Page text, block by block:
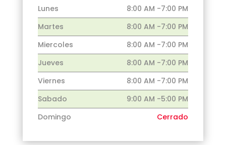
Lunes
8:00 AM -7:00 PM
Martes
8:00 AM -7:00 PM
Miercoles
8:00 AM -7:00 PM
Jueves
8:00 AM -7:00 PM
Viernes
8:00 AM -7:00 PM
Sabado
9:00 AM -5:00 PM
Domingo
Cerrado